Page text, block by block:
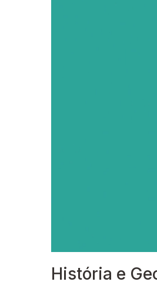
História e